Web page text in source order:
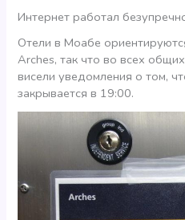
Интернет работал
Отели в Моабе
Arches, так что во всех
висели уведомления о том,
закрывается в 19:00.